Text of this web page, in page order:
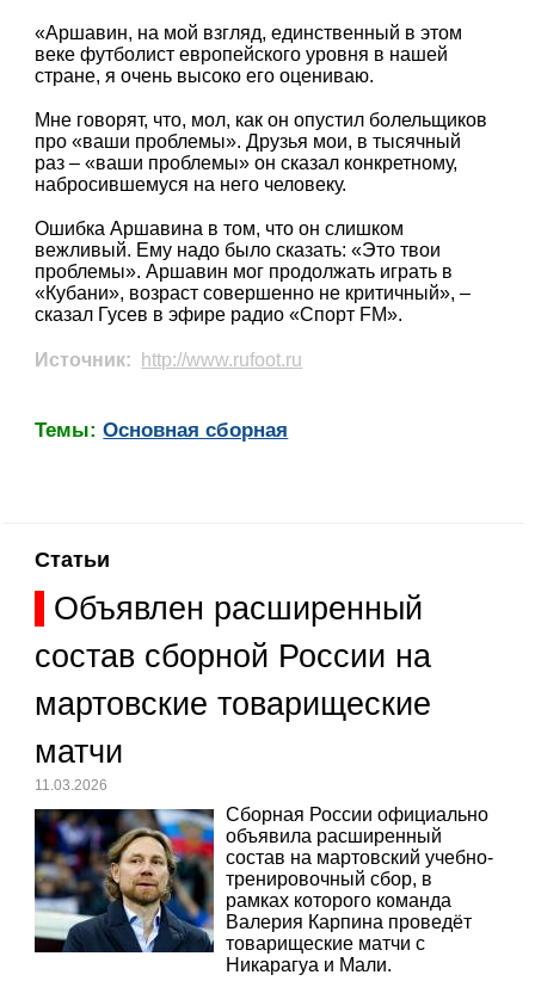
«Аршавин, на мой взгляд, единственный в этом
веке футболист европейского уровня в нашей
стране, я очень высоко его оцениваю.
Мне говорят, что, мол, как он опустил болельщиков
про «ваши проблемы». Друзья мои, в тысячный
раз – «ваши проблемы» он сказал конкретному,
набросившемуся на него человеку.
Ошибка Аршавина в том, что он слишком
вежливый. Ему надо было сказать: «Это твои
проблемы». Аршавин мог продолжать играть в
«Кубани», возраст совершенно не критичный», –
сказал Гусев в эфире радио «Спорт FM».
Источник: http://www.rufoot.ru
Темы:Основная сборная
Статьи
Объявлен расширенный
состав сборной России на
мартовские товарищеские
матчи
11.03.2026
Сборная России официально
объявила расширенный
состав на мартовский учебно-
тренировочный сбор, в
рамках которого команда
Валерия Карпина проведёт
товарищеские матчи с
Никарагуа и Мали.